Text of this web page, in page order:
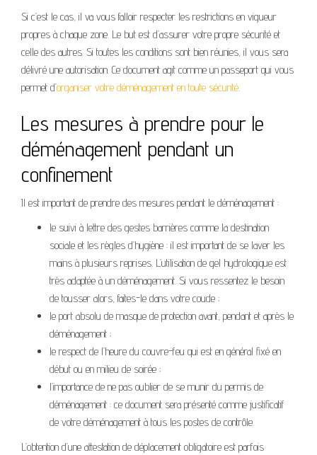
Si c’est le cas, il va vous falloir respecter les restrictions en vigueur
propres à chaque zone. Le but est d’assurer votre propre sécurité et
celle des autres. Si toutes les conditions sont bien réunies, il vous sera
délivré une autorisation. Ce document agit comme un passeport qui vous
permet d’organiser votre déménagement en toute sécurité.
Les mesures à prendre pour le
déménagement pendant un
confinement
Il est important de prendre des mesures pendant le déménagement :
le suivi à lettre des gestes barrières comme la destination
sociale et les règles d’hygiène : il est important de se laver les
mains à plusieurs reprises. L’utilisation de gel hydrologique est
très adaptée à un déménagement. Si vous ressentez le besoin
de tousser alors, faites-le dans votre coude ;
le port absolu de masque de protection avant, pendant et après le
déménagement ;
le respect de l’heure du couvre-feu qui est en général fixé en
début ou en milieu de soirée ;
l’importance de ne pas oublier de se munir du permis de
déménagement : ce document sera présenté comme justificatif
de votre déménagement à tous les postes de contrôle.
L’obtention d’une attestation de déplacement obligatoire est parfois